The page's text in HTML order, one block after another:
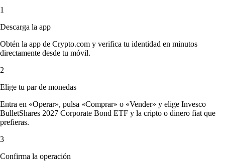
1
Descarga la app
Obtén la app de Crypto.com y verifica tu identidad en minutos
directamente desde tu móvil.
2
Elige tu par de monedas
Entra en «Operar», pulsa «Comprar» o «Vender» y elige Invesco
BulletShares 2027 Corporate Bond ETF y la cripto o dinero fiat que
prefieras.
3
Confirma la operación